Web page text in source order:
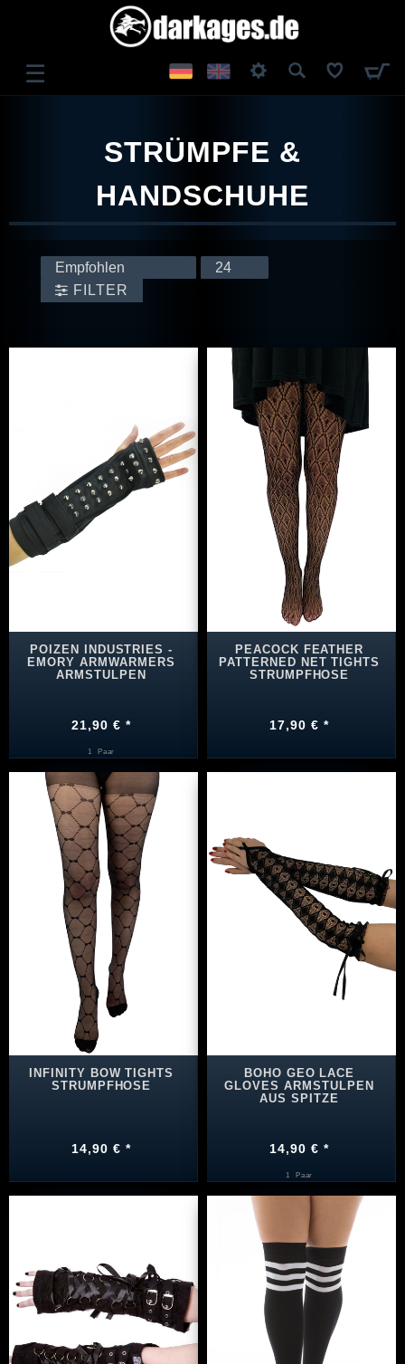
☰
REGISTRIEREN
STRÜMPFE &
HANDSCHUHE
FILTER
POIZEN INDUSTRIES -
EMORY ARMWARMERS
ARMSTULPEN
21,90 € *
1 Paar
PEACOCK FEATHER
PATTERNED NET TIGHTS
STRUMPFHOSE
17,90 € *
INFINITY BOW TIGHTS
STRUMPFHOSE
14,90 € *
BOHO GEO LACE
GLOVES ARMSTULPEN
AUS SPITZE
14,90 € *
1 Paar